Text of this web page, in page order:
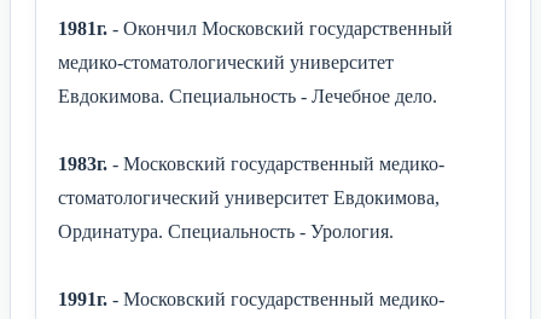
1981г. - Окончил Московский государственный
медико-стоматологический университет
Евдокимова. Специальность - Лечебное дело.
1983г. - Московский государственный медико-
стоматологический университет Евдокимова,
Ординатура. Специальность - Урология.
1991г. - Московский государственный медико-